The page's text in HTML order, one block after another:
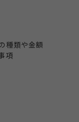
種類や金額
項